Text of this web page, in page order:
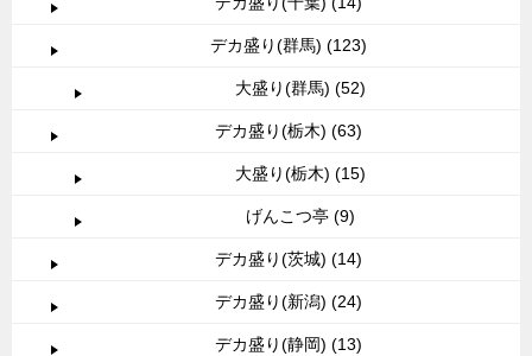
デカ盛り(群馬) (123)
大盛り(群馬) (52)
デカ盛り(栃木) (63)
大盛り(栃木) (15)
げんこつ亭 (9)
デカ盛り(茨城) (14)
デカ盛り(新潟) (24)
デカ盛り(静岡) (13)